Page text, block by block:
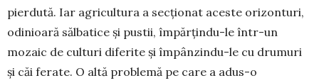
pier­dută. Iar agricultura a secționat aceste ori­zonturi,
odinioară sălbatice și pustii, împăr­țindu-le într-un
mozaic de culturi diferite și împân­zindu-le cu drumuri
și căi ferate. O altă pro­blemă pe care a adus-o